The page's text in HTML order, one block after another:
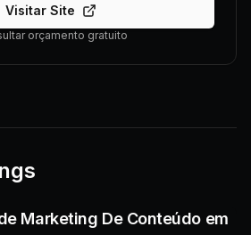
Visitar Site
orçamento gratuito
Marketing De Conteúdo em